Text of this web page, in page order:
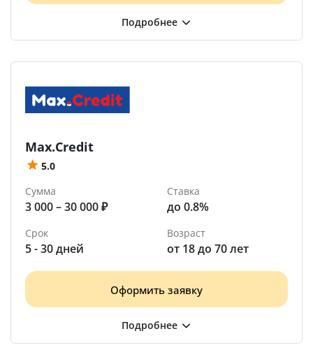
Max.Credit
5.0
Сумма
3 000 – 30 000 ₽
Ставка
до 0.8%
Срок
5 - 30 дней
Возраст
от 18 до 70 лет
Оформить заявку